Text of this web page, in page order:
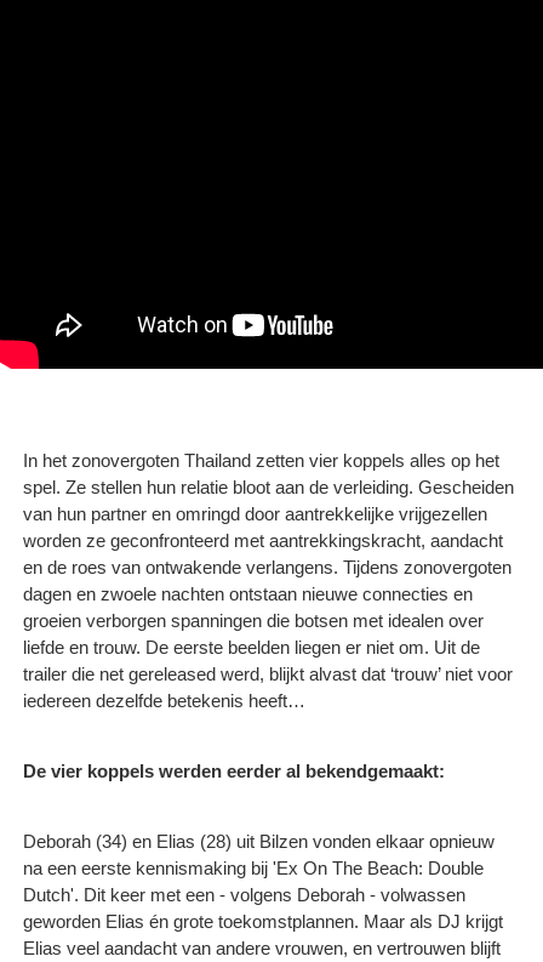
In het zonovergoten Thailand zetten vier koppels alles op het
spel. Ze stellen hun relatie bloot aan de verleiding. Gescheiden
van hun partner en omringd door aantrekkelijke vrijgezellen
worden ze geconfronteerd met aantrekkingskracht, aandacht
en de roes van ontwakende verlangens. Tijdens zonovergoten
dagen en zwoele nachten ontstaan nieuwe connecties en
groeien verborgen spanningen die botsen met idealen over
liefde en trouw. De eerste beelden liegen er niet om. Uit de
trailer die net gereleased werd, blijkt alvast dat ‘trouw’ niet voor
iedereen dezelfde betekenis heeft…
De vier koppels werden eerder al bekendgemaakt:
Deborah (34) en Elias (28) uit Bilzen vonden elkaar opnieuw
na een eerste kennismaking bij 'Ex On The Beach: Double
Dutch'. Dit keer met een - volgens Deborah - volwassen
geworden Elias én grote toekomstplannen. Maar als DJ krijgt
Elias veel aandacht van andere vrouwen, en vertrouwen blijft